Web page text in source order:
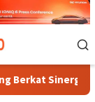
Satgas TMMD